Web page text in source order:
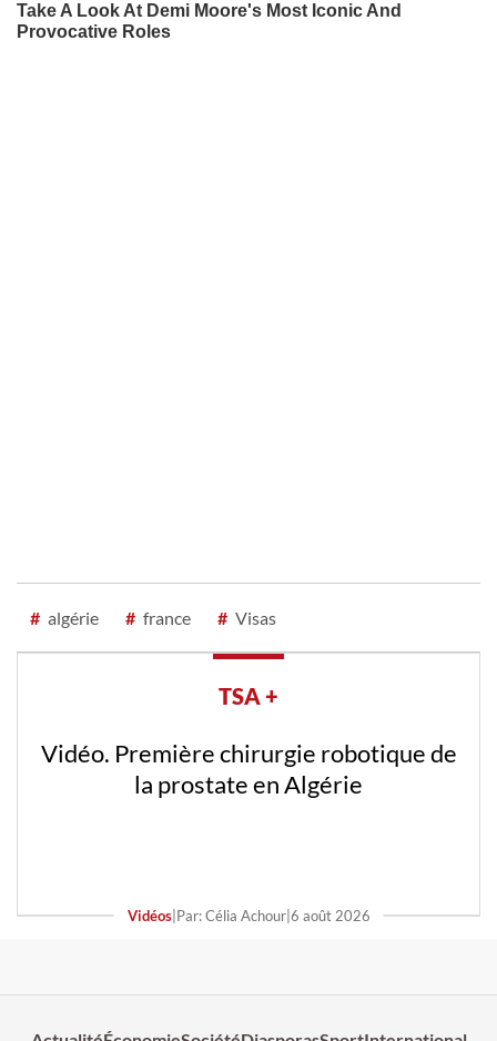
# algérie # france # Visas
TSA +
Vidéo. Première chirurgie robotique de
la prostate en Algérie
Vidéos| Par: Célia Achour| 6 août 2026